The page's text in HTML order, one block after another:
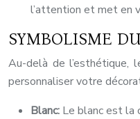
l’attention et met en
SYMBOLISME
Au-delà de l’esthétique,
personnaliser votre
Blanc: Le blanc est la